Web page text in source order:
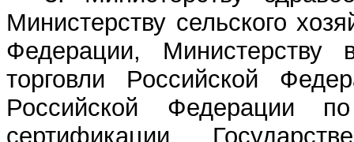
Министерству сельского
Федерации, Министерству
торговли Российской
Российской Федерации
сертификации,